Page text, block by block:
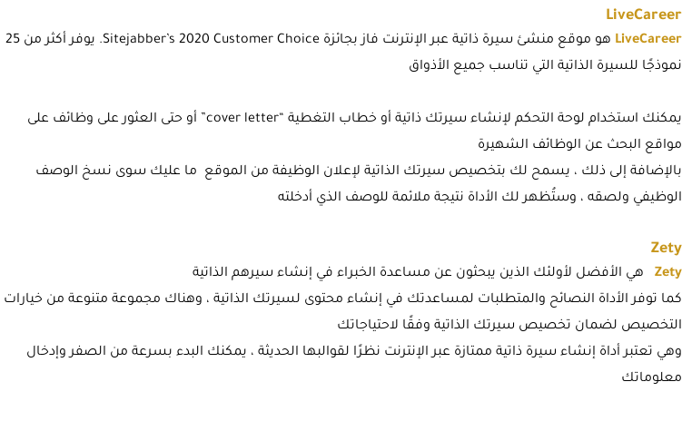
LiveCareer
LiveCareer
هو موقع منشئ سيرة ذاتية عبر الإنترنت فاز بجائزة Sitejabber’s 2020 Customer Choice. يوفر أكثر من 25
نموذجًا للسيرة الذاتية التي تناسب جميع الأذواق
يمكنك استخدام لوحة التحكم لإنشاء سيرتك ذاتية أو خطاب التغطية “cover letter” أو حتى العثور على وظائف على
مواقع البحث عن الوظائف الشهيرة
بالإضافة إلى ذلك ، يسمح لك بتخصيص سيرتك الذاتية لإعلان الوظيفة من الموقع ما عليك سوى نسخ الوصف
الوظيفي ولصقه ، وستُظهر لك الأداة نتيجة ملائمة للوصف الذي أدخلته
Zety
Zety
هي الأفضل لأولئك الذين يبحثون عن مساعدة الخبراء في إنشاء سيرهم الذاتية
كما توفر الأداة النصائح والمتطلبات لمساعدتك في إنشاء محتوى لسيرتك الذاتية ، وهناك مجموعة متنوعة من خيارات
التخصيص لضمان تخصيص سيرتك الذاتية وفقًا لاحتياجاتك
وهي تعتبر أداة إنشاء سيرة ذاتية ممتازة عبر الإنترنت نظرًا لقوالبها الحديثة ، يمكنك البدء بسرعة من الصفر وإدخال
معلوماتك